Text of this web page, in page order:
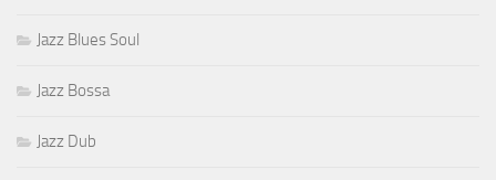
Jazz Blues Soul
Jazz Bossa
Jazz Dub